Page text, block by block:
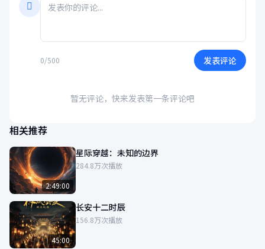
0/500 发表评论
暂无评论，快来发表第一条评论吧
相关推荐
2:49:00
星际穿越：未知的边界
284.8万次播放
45:00
长安十二时辰
156.8万次播放